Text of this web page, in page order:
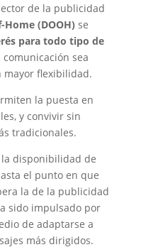
de la publicidad
(DOOH) se
para todo tipo de
sea
mayor flexibilidad.
la puesta en
y convivir sin
tradicionales.
disponibilidad de
el punto en que
la de la publicidad
sido impulsado por
de adaptarse a
más dirigidos.